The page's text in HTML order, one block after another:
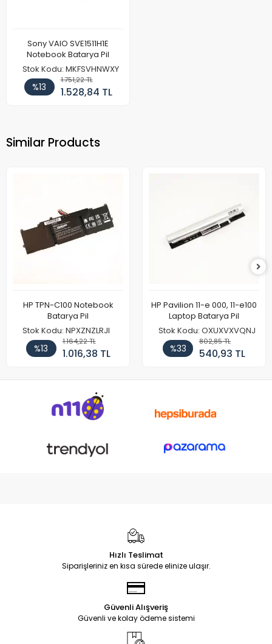
Sony VAIO SVE1511H1E
Notebook Batarya Pil
Stok Kodu: MKFSVHNWXY
%13
1.751,22 TL
1.528,84 TL
Similar Products
HP TPN-C100 Notebook
Batarya Pil
Stok Kodu: NPXZNZLRJI
%13
1.164,22 TL
1.016,38 TL
HP Pavilion 11-e 000, 11-e100
Laptop Batarya Pil
Stok Kodu: OXUXVXVQNJ
%33
802,85 TL
540,93 TL
Hızlı Teslimat
Siparişleriniz en kısa sürede elinize ulaşır.
Güvenli Alışveriş
Güvenli ve kolay ödeme sistemi